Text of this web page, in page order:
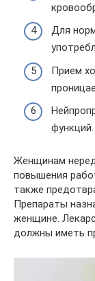
Для
Прием
функций.
Женщинам
повышения
также
Препараты
женщине.
должны иметь